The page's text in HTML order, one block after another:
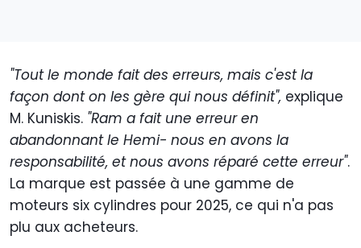
"Tout le monde fait des erreurs, mais c'est la
façon dont on les gère qui nous définit", explique
M. Kuniskis. "Ram a fait une erreur en
abandonnant le Hemi- nous en avons la
responsabilité, et nous avons réparé cette erreur".
La marque est passée à une gamme de
moteurs six cylindres pour 2025, ce qui n'a pas
plu aux acheteurs.